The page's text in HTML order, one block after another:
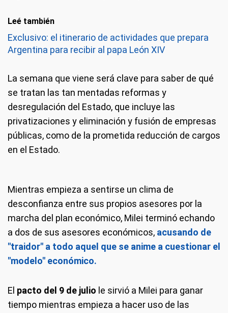
Leé también
Exclusivo: el itinerario de actividades que prepara
Argentina para recibir al papa León XIV
La semana que viene será clave para saber de qué
se tratan las tan mentadas reformas y
desregulación del Estado, que incluye las
privatizaciones y eliminación y fusión de empresas
públicas, como de la prometida reducción de cargos
en el Estado.
Mientras empieza a sentirse un clima de
desconfianza entre sus propios asesores por la
marcha del plan económico, Milei terminó echando
a dos de sus asesores económicos, acusando de
"traidor" a todo aquel que se anime a cuestionar el
"modelo" económico.
El pacto del 9 de julio le sirvió a Milei para ganar
tiempo mientras empieza a hacer uso de las